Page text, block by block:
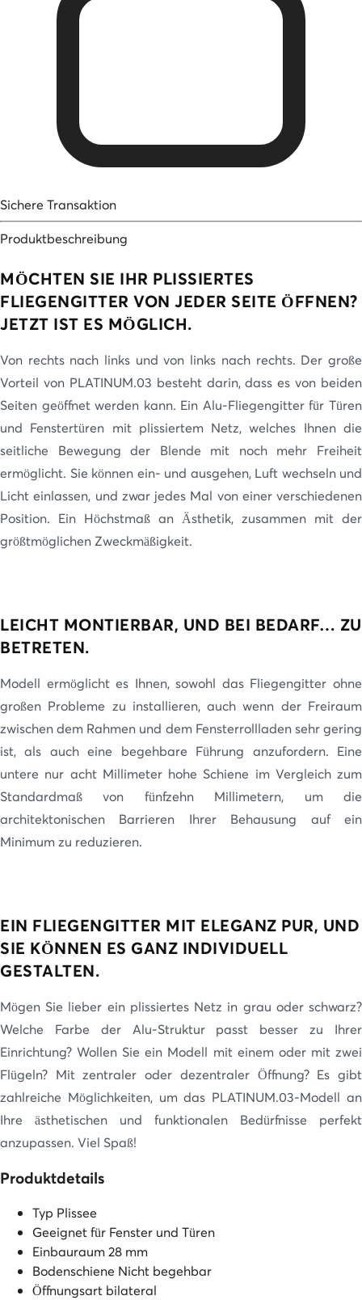
Sichere Transaktion
Produktbeschreibung
MÖCHTEN SIE IHR PLISSIERTES
FLIEGENGITTER VON JEDER SEITE ÖFFNEN?
JETZT IST ES MÖGLICH.
Von rechts nach links und von links nach rechts. Der große
Vorteil von PLATINUM.03 besteht darin, dass es von beiden
Seiten geöffnet werden kann. Ein Alu-Fliegengitter für Türen
und Fenstertüren mit plissiertem Netz, welches Ihnen die
seitliche Bewegung der Blende mit noch mehr Freiheit
ermöglicht. Sie können ein- und ausgehen, Luft wechseln und
Licht einlassen, und zwar jedes Mal von einer verschiedenen
Position. Ein Höchstmaß an Ästhetik, zusammen mit der
größtmöglichen Zweckmäßigkeit.
LEICHT MONTIERBAR, UND BEI BEDARF… ZU
BETRETEN.
Modell ermöglicht es Ihnen, sowohl das Fliegengitter ohne
großen Probleme zu installieren, auch wenn der Freiraum
zwischen dem Rahmen und dem Fensterrollladen sehr gering
ist, als auch eine begehbare Führung anzufordern. Eine
untere nur acht Millimeter hohe Schiene im Vergleich zum
Standardmaß von fünfzehn Millimetern, um die
architektonischen Barrieren Ihrer Behausung auf ein
Minimum zu reduzieren.
EIN FLIEGENGITTER MIT ELEGANZ PUR, UND
SIE KÖNNEN ES GANZ INDIVIDUELL
GESTALTEN.
Mögen Sie lieber ein plissiertes Netz in grau oder schwarz?
Welche Farbe der Alu-Struktur passt besser zu Ihrer
Einrichtung? Wollen Sie ein Modell mit einem oder mit zwei
Flügeln? Mit zentraler oder dezentraler Öffnung? Es gibt
zahlreiche Möglichkeiten, um das PLATINUM.03-Modell an
Ihre ästhetischen und funktionalen Bedürfnisse perfekt
anzupassen. Viel Spaß!
Produktdetails
Typ Plissee
Geeignet für Fenster und Türen
Einbauraum28 mm
Bodenschiene Nicht begehbar
Öffnungsart bilateral